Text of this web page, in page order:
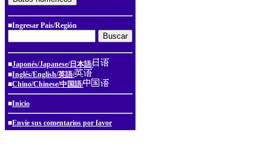
■Ingresar País/Región
■Japonés/Japanese/日本語/
■Inglés/English/英語/
■Chino/Chinese/中国語/
■Inicio
■Envíe sus comentarios por favor